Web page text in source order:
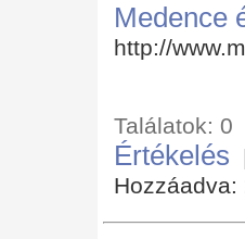
Medence
http://
Találatok: 0
Értékelés
Hozzáadva: